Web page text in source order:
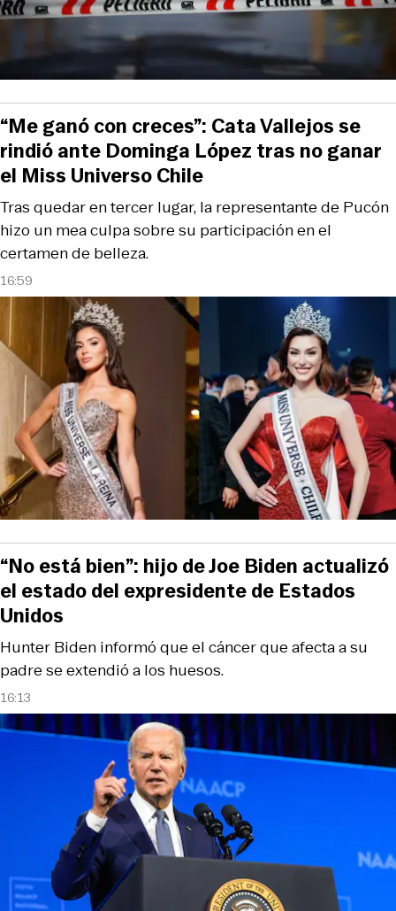
16:59
Tras quedar en tercer lugar, la representante de Pucón
hizo un mea culpa sobre su participación en el
certamen de belleza.
“Me ganó con creces”: Cata Vallejos se
rindió ante Dominga López tras no ganar
el Miss Universo Chile
16:13
Hunter Biden informó que el cáncer que afecta a su
padre se extendió a los huesos.
“No está bien”: hijo de Joe Biden actualizó
el estado del expresidente de Estados
Unidos